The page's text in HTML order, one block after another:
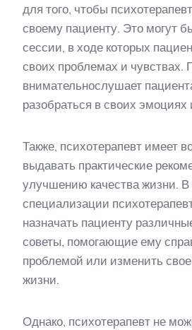
для того, чтобы
своему пациенту. Это могут
сессии, в ходе которых
своих проблемах и чувствах.
внимательнослушает
разобраться в своих
Также, психотерапевт имеет
выдавать практические
улучшению качества жизни. В
специализации
назначать пациенту
советы, помогающие ему
проблемой или изменить
жизни.
Однако, психотерапевт не